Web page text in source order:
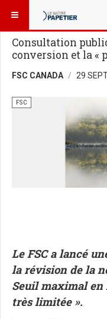
VOUS ÊTES ICI :
Consultation
conversion et la «
FSC CANADA 29
FSC
Le FSC a lancé
la révision de la
Seuil maximal en
très limitée ».